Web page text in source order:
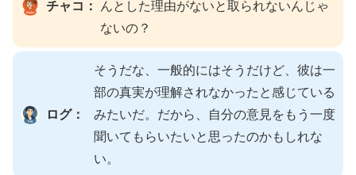
チャコ：
んとした理由がないと取られないんじゃ
ないの？
ログ：
そうだな、一般的にはそうだけど、彼は一
部の真実が理解されなかったと感じている
みたいだ。だから、自分の意見をもう一度
聞いてもらいたいと思ったのかもしれな
い。